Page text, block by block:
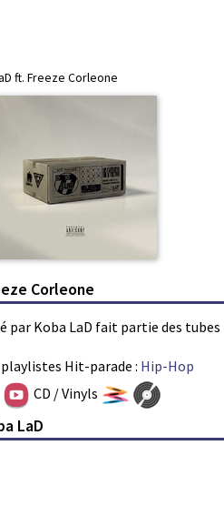
ft. Freeze Corleone
Corleone
par Koba LaD fait partie des tubes
Hit-parade : Hip-Hop
CD / Vinyls
LaD